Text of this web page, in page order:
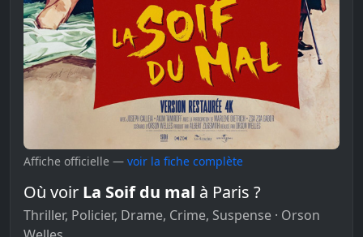
Affiche officielle — voir la fiche complète
Où voir La Soif du mal à Paris ?
Thriller, Policier, Drame, Crime, Suspense · Orson